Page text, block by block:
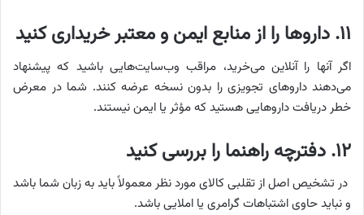
۱۱. داروها را از منابع ایمن و معتبر خریداری کنید
اگر آنها را آنلاین می‌خرید، مراقب وب‌سایت‌هایی باشید که پیشنهاد
می‌دهند داروهای تجویزی را بدون نسخه عرضه کنند. شما در معرض
خطر دریافت داروهایی هستید که مؤثر یا ایمن نیستند.
۱۲. دفترچه راهنما را بررسی کنید
در تشخیص اصل از تقلبی کالای مورد نظر معمولاً باید به زبان شما باشد
و نباید حاوی اشتباهات گرامری یا املایی باشد.